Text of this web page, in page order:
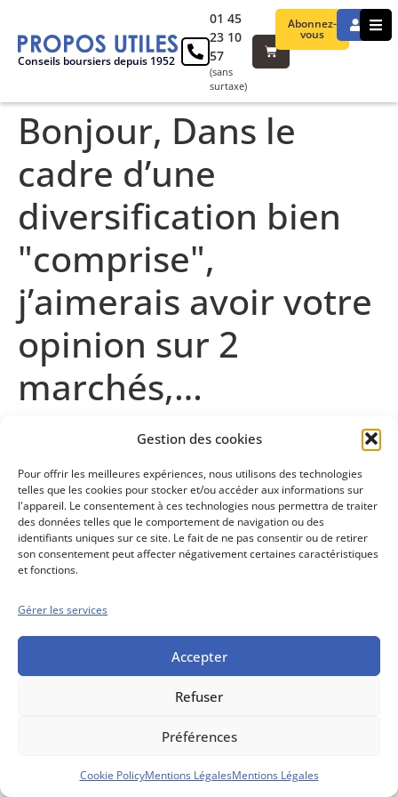
Gestion des cookies
Pour offrir les meilleures expériences, nous utilisons des technologies
telles que les cookies pour stocker et/ou accéder aux informations sur
l'appareil. Le consentement à ces technologies nous permettra de traiter
des données telles que le comportement de navigation ou des
identifiants uniques sur ce site. Le fait de ne pas consentir ou de retirer
son consentement peut affecter négativement certaines caractéristiques
et fonctions.
Gérer les services
Accepter
Refuser
Préférences
Cookie PolicyMentions LégalesMentions Légales
Conseils boursiers depuis 1952
Abonnez-
vous
01 45
23 10
57
(sans
surtaxe)
Bonjour, Dans le
cadre d’une
diversification bien
"comprise",
j’aimerais avoir votre
opinion sur 2
marchés,…
Contenu abonnés
Conseils boursiers depuis 1952
Propos Utiles est
Conditions générales de vente